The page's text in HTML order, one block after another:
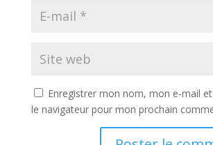
Enregistrer mon nom, mon e-mail
le navigateur pour mon prochain